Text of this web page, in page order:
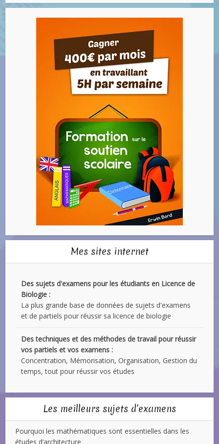
Mes sites internet
Des sujets d'examens pour les étudiants en Licence de
Biologie :
La plus grande base de données de sujets d'examens
et de partiels pour réussir sa licence de biologie
Des techniques et des méthodes de travail pour réussir
vos partiels et vos examens :
Concentration, Mémorisation, Organisation, Gestion du
temps, tout pour réussir vos études
Les meilleurs sujets d’examens
Pourquoi les mathématiques sont essentielles dans les
études d’architecture